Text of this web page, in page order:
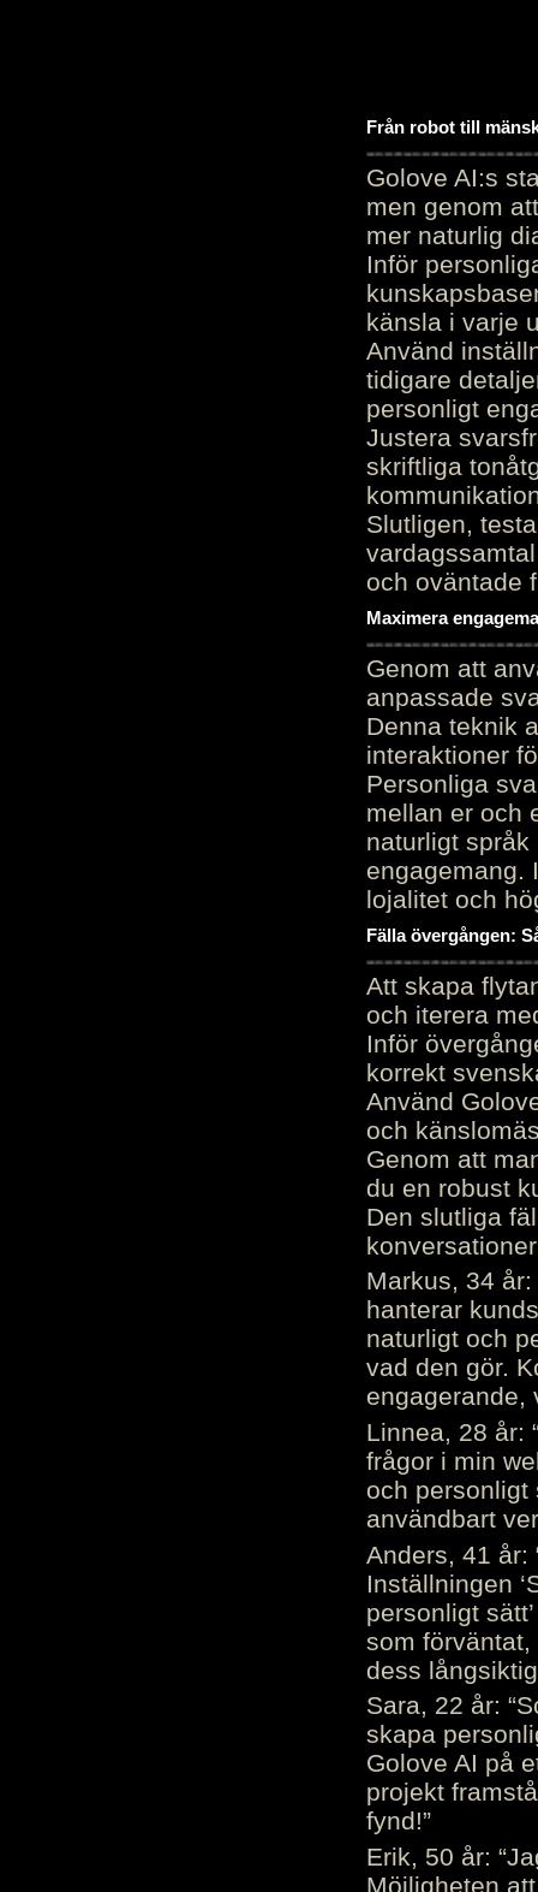
Från robot till
Golove AI:s
men genom
mer naturlig
Inför
känsla i varje
Använd
tidigare
personligt
Justera
skriftliga
Slutligen,
och oväntade
Maximera
Genom att
anpassade
Denna teknik
interaktioner
Personliga
mellan er och
naturligt
engagemang.
lojalitet och
Fälla övergången:
Att skapa
och iterera
Inför
korrekt
Använd
och
Genom att
du en robust
Den slutliga
Markus, 34
hanterar
naturligt och
vad den gör.
engagerande,
Linnea, 28 år:
frågor i min
och personligt
användbart
Anders, 41 år:
Inställningen
personligt
som
dess
Sara, 22 år:
skapa
Golove AI på
projekt
fynd!”
Erik, 50 år:
Möjligheten